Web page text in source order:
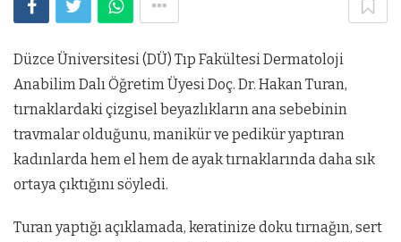
Düzce Üniversitesi (DÜ) Tıp Fakültesi Dermatoloji
Anabilim Dalı Öğretim Üyesi Doç. Dr. Hakan Turan,
tırnaklardaki çizgisel beyazlıkların ana sebebinin
travmalar olduğunu, manikür ve pedikür yaptıran
kadınlarda hem el hem de ayak tırnaklarında daha sık
ortaya çıktığını söyledi.
Turan yaptığı açıklamada, keratinize doku tırnağın, sert